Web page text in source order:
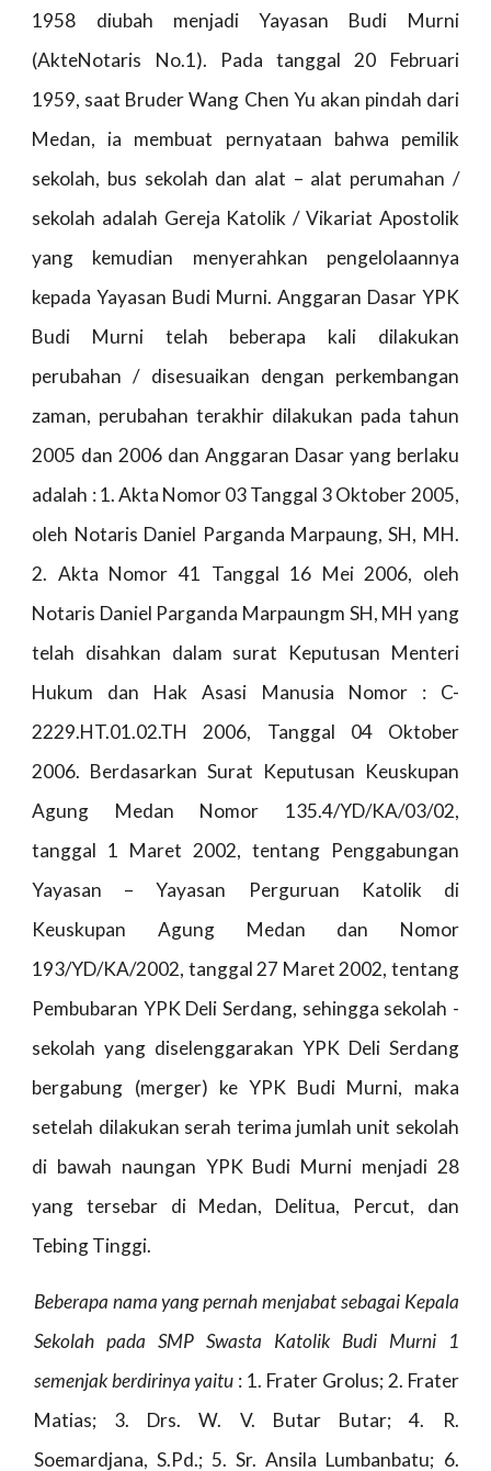
1958 diubah menjadi Yayasan Budi Murni
(AkteNotaris No.1). Pada tanggal 20 Februari
1959, saat Bruder Wang Chen Yu akan pindah dari
Medan, ia membuat pernyataan bahwa pemilik
sekolah, bus sekolah dan alat – alat perumahan /
sekolah adalah Gereja Katolik / Vikariat Apostolik
yang kemudian menyerahkan pengelolaannya
kepada Yayasan Budi Murni. Anggaran Dasar YPK
Budi Murni telah beberapa kali dilakukan
perubahan / disesuaikan dengan perkembangan
zaman, perubahan terakhir dilakukan pada tahun
2005 dan 2006 dan Anggaran Dasar yang berlaku
adalah : 1. Akta Nomor 03 Tanggal 3 Oktober 2005,
oleh Notaris Daniel Parganda Marpaung, SH, MH.
2. Akta Nomor 41 Tanggal 16 Mei 2006, oleh
Notaris Daniel Parganda Marpaungm SH, MH yang
telah disahkan dalam surat Keputusan Menteri
Hukum dan Hak Asasi Manusia Nomor : C-
2229.HT.01.02.TH 2006, Tanggal 04 Oktober
2006. Berdasarkan Surat Keputusan Keuskupan
Agung Medan Nomor 135.4/YD/KA/03/02,
tanggal 1 Maret 2002, tentang Penggabungan
Yayasan – Yayasan Perguruan Katolik di
Keuskupan Agung Medan dan Nomor
193/YD/KA/2002, tanggal 27 Maret 2002, tentang
Pembubaran YPK Deli Serdang, sehingga sekolah -
sekolah yang diselenggarakan YPK Deli Serdang
bergabung (merger) ke YPK Budi Murni, maka
setelah dilakukan serah terima jumlah unit sekolah
di bawah naungan YPK Budi Murni menjadi 28
yang tersebar di Medan, Delitua, Percut, dan
Tebing Tinggi.
Beberapa nama yang pernah menjabat sebagai Kepala
Sekolah pada SMP Swasta Katolik Budi Murni 1
semenjak berdirinya yaitu : 1. Frater Grolus; 2. Frater
Matias; 3. Drs. W. V. Butar Butar; 4. R.
Soemardjana, S.Pd.; 5. Sr. Ansila Lumbanbatu; 6.